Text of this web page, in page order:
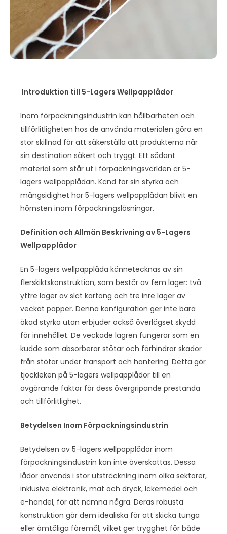
Introduktion till 5-Lagers Wellpapplådor
Inom förpackningsindustrin kan hållbarheten och
tillförlitligheten hos de använda materialen göra en
stor skillnad för att säkerställa att produkterna når
sin destination säkert och tryggt. Ett sådant
material som står ut i förpackningsvärlden är 5-
lagers wellpapplådan. Känd för sin styrka och
mångsidighet har 5-lagers wellpapplådan blivit en
hörnsten inom förpackningslösningar.
Definition och Allmän Beskrivning av 5-Lagers
Wellpapplådor
En 5-lagers wellpapplåda kännetecknas av sin
flerskiktskonstruktion, som består av fem lager: två
yttre lager av slät kartong och tre inre lager av
veckat papper. Denna konfiguration ger inte bara
ökad styrka utan erbjuder också överlägset skydd
för innehållet. De veckade lagren fungerar som en
kudde som absorberar stötar och förhindrar skador
från stötar under transport och hantering. Detta gör
tjockleken på 5-lagers wellpapplådor till en
avgörande faktor för dess övergripande prestanda
och tillförlitlighet.
Betydelsen Inom Förpackningsindustrin
Betydelsen av 5-lagers wellpapplådor inom
förpackningsindustrin kan inte överskattas. Dessa
lådor används i stor utsträckning inom olika sektorer,
inklusive elektronik, mat och dryck, läkemedel och
e-handel, för att nämna några. Deras robusta
konstruktion gör dem idealiska för att skicka tunga
eller ömtåliga föremål, vilket ger trygghet för både